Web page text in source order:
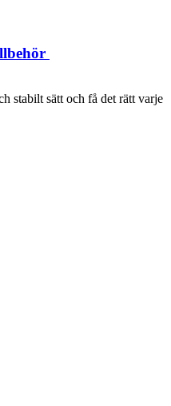
stabilt sätt och få det rätt varje